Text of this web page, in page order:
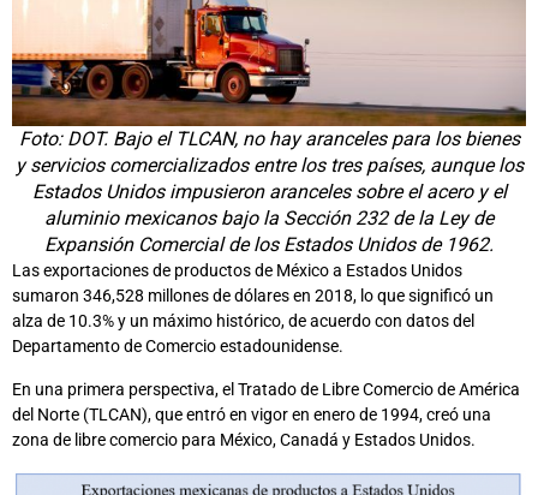
Foto: DOT. Bajo el TLCAN, no hay aranceles para los bienes
y servicios comercializados entre los tres países, aunque los
Estados Unidos impusieron aranceles sobre el acero y el
aluminio mexicanos bajo la Sección 232 de la Ley de
Expansión Comercial de los Estados Unidos de 1962.
Las exportaciones de productos de México a Estados Unidos
sumaron 346,528 millones de dólares en 2018, lo que significó un
alza de 10.3% y un máximo histórico, de acuerdo con datos del
Departamento de Comercio estadounidense.
En una primera perspectiva, el Tratado de Libre Comercio de América
del Norte (TLCAN), que entró en vigor en enero de 1994, creó una
zona de libre comercio para México, Canadá y Estados Unidos.